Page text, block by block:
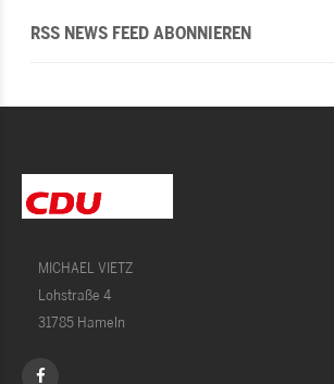
RSS NEWS FEED ABONNIEREN
MICHAEL VIETZ
Lohstraße 4
31785 Hameln